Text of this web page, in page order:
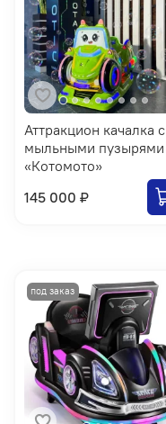
Аттракцион качалка с
мыльными пузырями
«Котомото»
145 000 ₽